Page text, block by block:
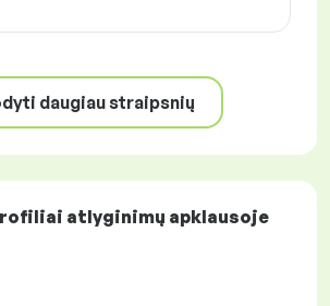
daugiau straipsnių
atlyginimų apklausoje